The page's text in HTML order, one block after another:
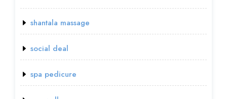
shantala massage
social deal
spa pedicure